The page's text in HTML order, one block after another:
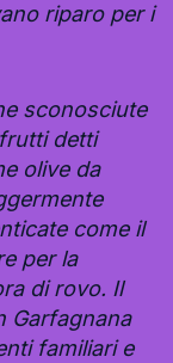
riparo per i
sconosciute
detti
olive da
come il
per la
di rovo. Il
Garfagnana
familiari e